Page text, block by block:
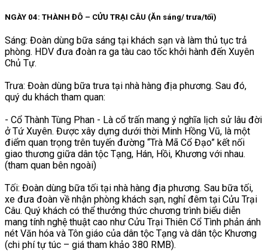
NGÀY 04: THÀNH ĐÔ – CỬU TRẠI CÂU (Ăn sáng/ trưa/tối)
Sáng: Đoàn dùng bữa sáng tại khách sạn và làm thủ tục trả
phòng. HDV đưa đoàn ra ga tàu cao tốc khởi hành đến Xuyên
Chủ Tự.
Trưa: Đoàn dùng bữa trưa tại nhà hàng địa phương. Sau đó,
quý du khách tham quan:
- Cổ Thành Tùng Phan - Là cổ trấn mang ý nghĩa lịch sử lâu đời
ở Tứ Xuyên. Được xây dựng dưới thời Minh Hồng Vũ, là một
điểm quan trọng trên tuyến đường “Trà Mã Cổ Đạo” kết nối
giao thương giữa dân tộc Tạng, Hán, Hồi, Khương với nhau.
(tham quan bên ngoài)
Tối: Đoàn dùng bữa tối tại nhà hàng địa phương. Sau bữa tối,
xe đưa đoàn về nhận phòng khách sạn, nghỉ đêm tại Cửu Trại
Câu. Quý khách có thể thưởng thức chương trình biểu diễn
mang tính nghệ thuật cao như Cửu Trại Thiên Cổ Tình phản ánh
nét Văn hóa và Tôn giáo của dân tộc Tạng và dân tộc Khương
(chi phí tự túc – giá tham khảo 380 RMB).